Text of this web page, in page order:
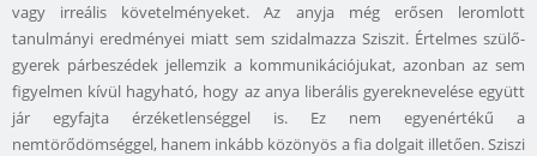
vagy irreális követelményeket. Az anyja még erősen leromlott
tanulmányi eredményei miatt sem szidalmazza Sziszit. Értelmes szülő-
gyerek párbeszédek jellemzik a kommunikációjukat, azonban az sem
figyelmen kívül hagyható, hogy az anya liberális gyereknevelése együtt
jár egyfajta érzéketlenséggel is. Ez nem egyenértékű a
nemtörődömséggel, hanem inkább közönyös a fia dolgait illetően. Sziszi